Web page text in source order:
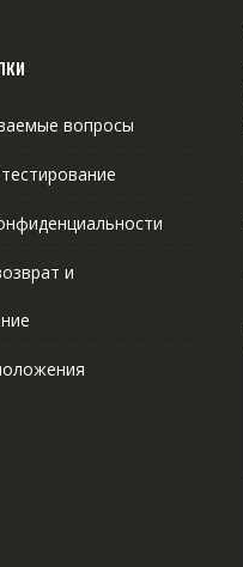
вопросы
и